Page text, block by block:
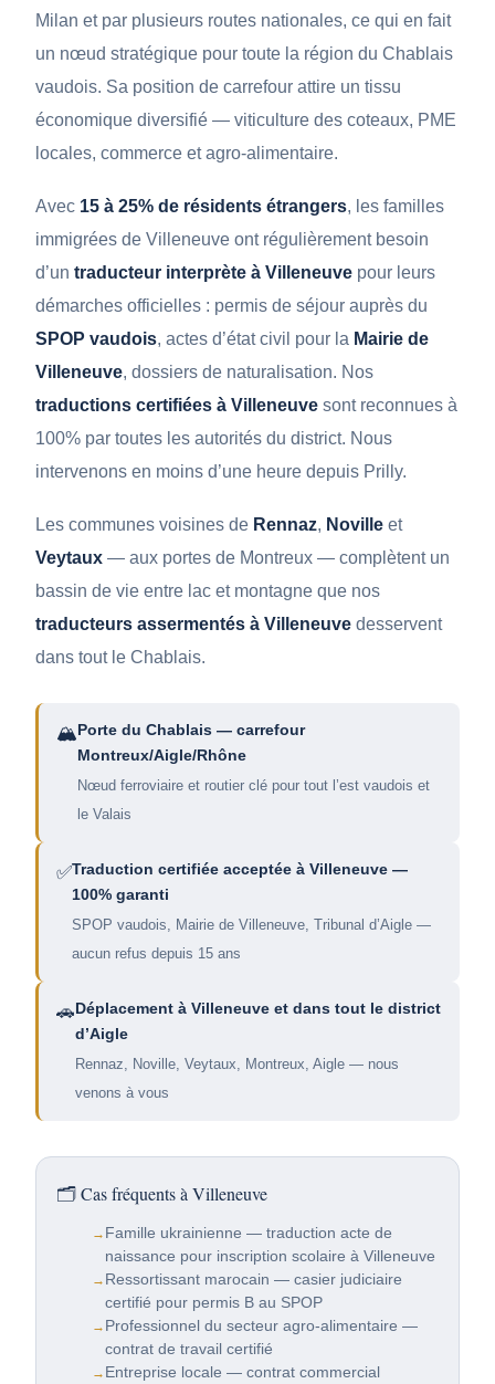
Milan et par plusieurs routes nationales, ce qui en fait
un nœud stratégique pour toute la région du Chablais
vaudois. Sa position de carrefour attire un tissu
économique diversifié — viticulture des coteaux, PME
locales, commerce et agro-alimentaire.
Avec 15 à 25% de résidents étrangers, les familles
immigrées de Villeneuve ont régulièrement besoin
d’un traducteur interprète à Villeneuve pour leurs
démarches officielles : permis de séjour auprès du
SPOP vaudois, actes d’état civil pour la Mairie de
Villeneuve, dossiers de naturalisation. Nos
traductions certifiées à Villeneuve sont reconnues à
100% par toutes les autorités du district. Nous
intervenons en moins d’une heure depuis Prilly.
Les communes voisines de Rennaz, Noville et
Veytaux — aux portes de Montreux — complètent un
bassin de vie entre lac et montagne que nos
traducteurs assermentés à Villeneuve desservent
dans tout le Chablais.
🏔️Porte du Chablais — carrefour
Montreux/Aigle/Rhône
Nœud ferroviaire et routier clé pour tout l’est vaudois et
le Valais
✅Traduction certifiée acceptée à Villeneuve —
100% garanti
SPOP vaudois, Mairie de Villeneuve, Tribunal d’Aigle —
aucun refus depuis 15 ans
🚗Déplacement à Villeneuve et dans tout le district
d’Aigle
Rennaz, Noville, Veytaux, Montreux, Aigle — nous
venons à vous
🗂️ Cas fréquents à Villeneuve
Famille ukrainienne — traduction acte de
naissance pour inscription scolaire à Villeneuve
Ressortissant marocain — casier judiciaire
certifié pour permis B au SPOP
Professionnel du secteur agro-alimentaire —
contrat de travail certifié
Entreprise locale — contrat commercial